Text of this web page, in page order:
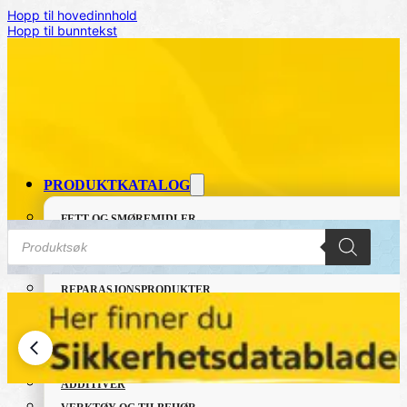
Hopp til hovedinnhold
Hopp til bunntekst
PRODUKTKATALOG
FETT OG SMØREMIDLER
GRUNNING OG LAKK
LIM OG TETTEMASSER
REPARASJONSPRODUKTER
REPARASJONSSYSTEMER
RENGJØRING OG POLISH
TAPE OG SELVKLEBENDE
ADDITIVER
Products
search